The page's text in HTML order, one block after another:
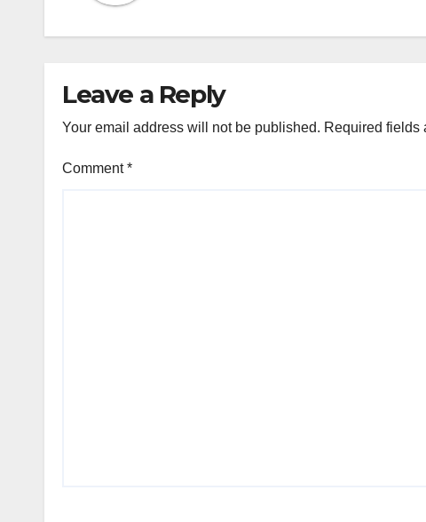
Leave a Reply
Your email address will not be published. Required fields
Comment*